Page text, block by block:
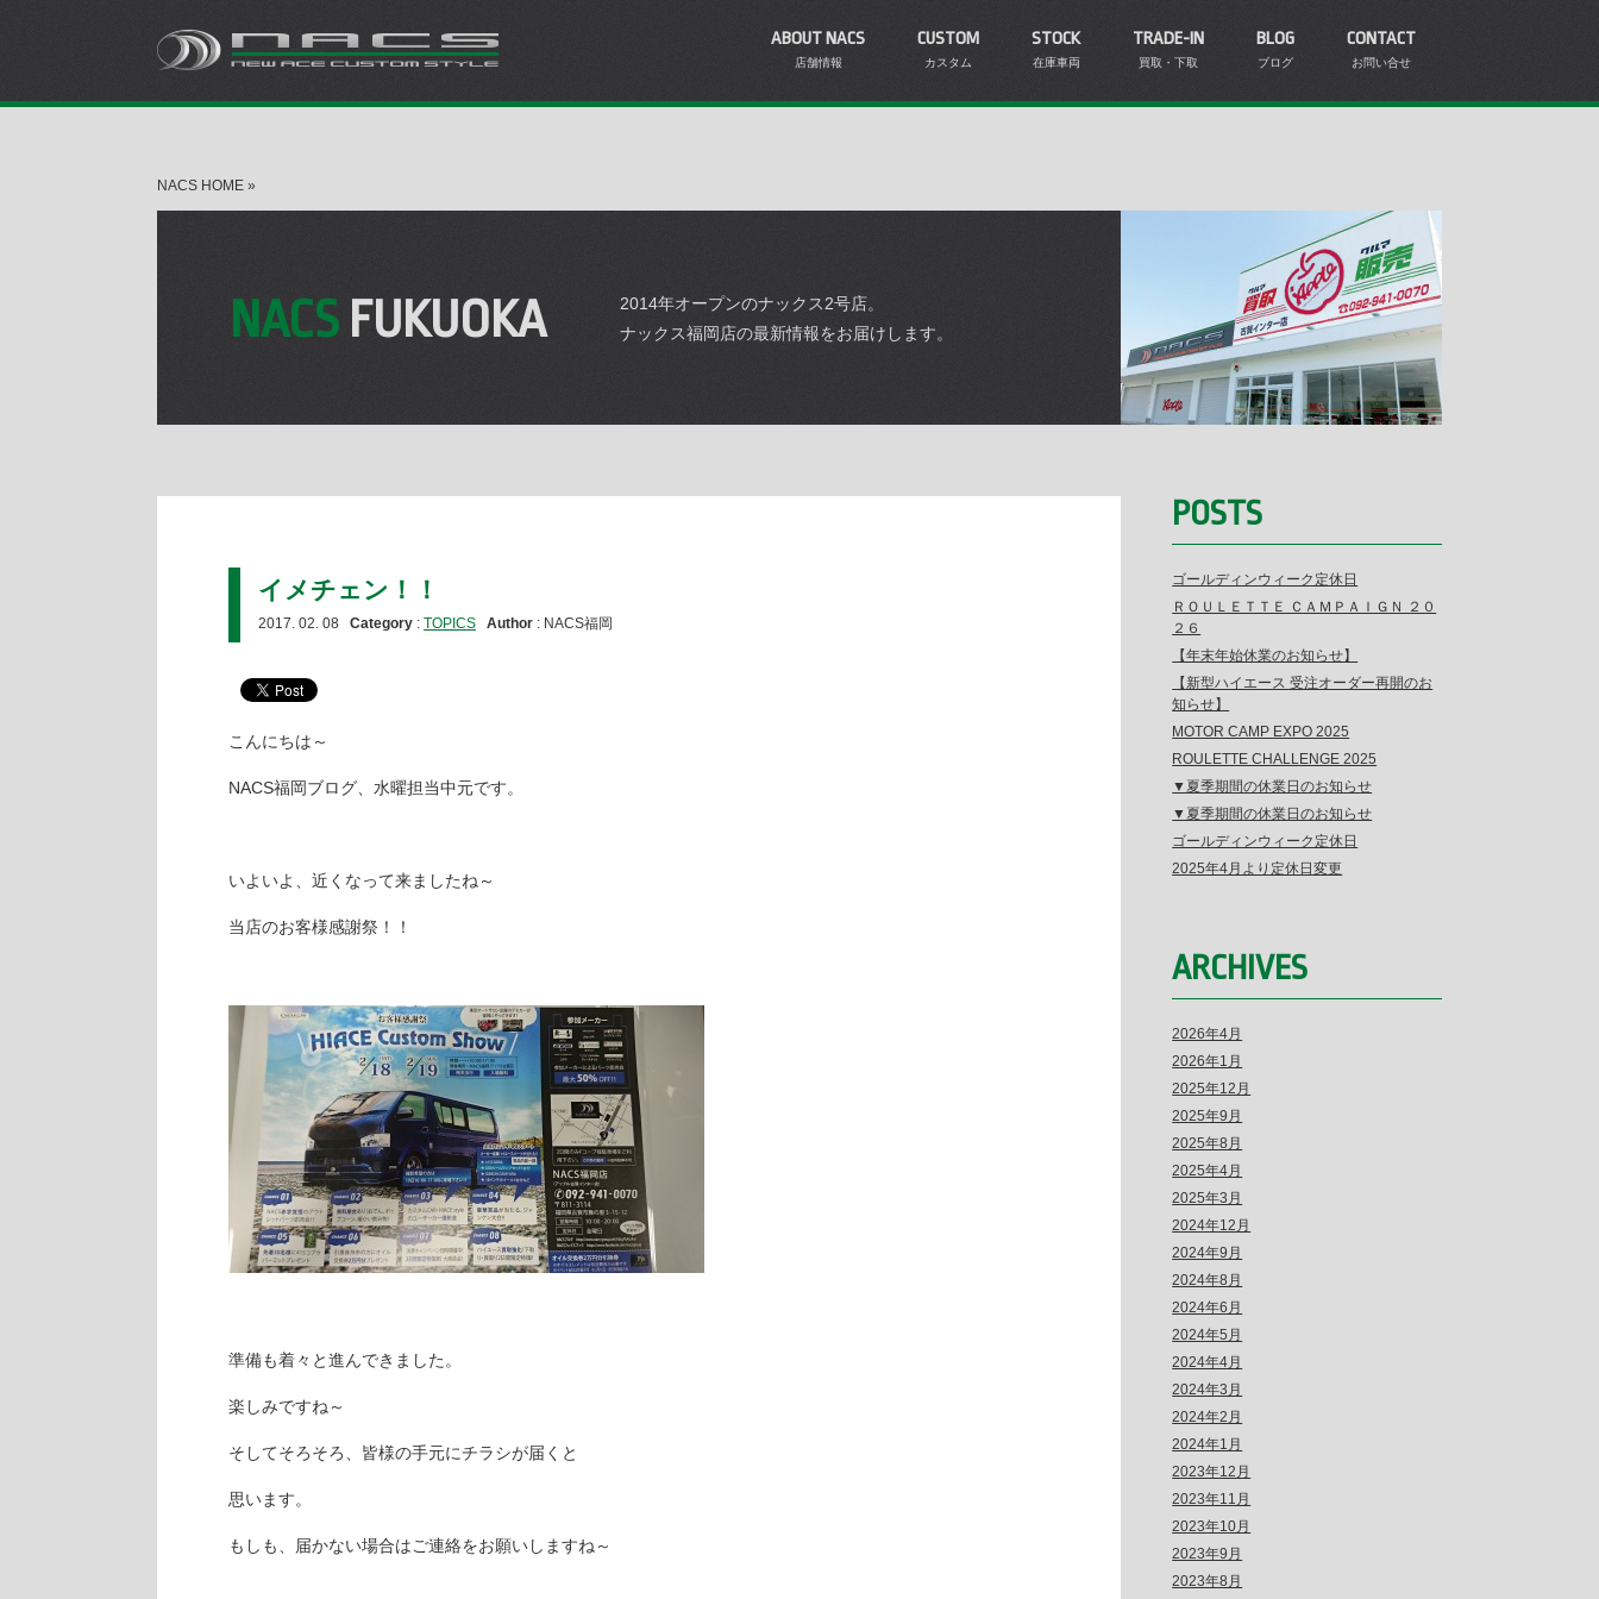
ABOUT NACS
店舗情報
CUSTOM
カスタム
STOCK
在庫車両
TRADE-IN
買取・下取
BLOG
ブログ
CONTACT
お問い合せ
NACS HOME »
NACS FUKUOKA
2014年オープンのナックス2号店。
ナックス福岡店の最新情報をお届けします。
イメチェン！！
2017. 02. 08 Category : TOPICS Author : NACS福岡
こんにちは～
NACS福岡ブログ、水曜担当中元です。
いよいよ、近くなって来ましたね～
当店のお客様感謝祭！！
準備も着々と進んできました。
楽しみですね～
そしてそろそろ、皆様の手元にチラシが届くと
思います。
もしも、届かない場合はご連絡をお願いしますね～
POSTS
ゴールディンウィーク定休日
ＲＯＵＬＥＴＴＥ ＣＡＭＰＡＩＧＮ ２０
２６
【年末年始休業のお知らせ】
【新型ハイエース 受注オーダー再開のお
知らせ】
MOTOR CAMP EXPO 2025
ROULETTE CHALLENGE 2025
▼夏季期間の休業日のお知らせ
▼夏季期間の休業日のお知らせ
ゴールディンウィーク定休日
2025年4月より定休日変更
ARCHIVES
2026年4月
2026年1月
2025年12月
2025年9月
2025年8月
2025年4月
2025年3月
2024年12月
2024年9月
2024年8月
2024年6月
2024年5月
2024年4月
2024年3月
2024年2月
2024年1月
2023年12月
2023年11月
2023年10月
2023年9月
2023年8月